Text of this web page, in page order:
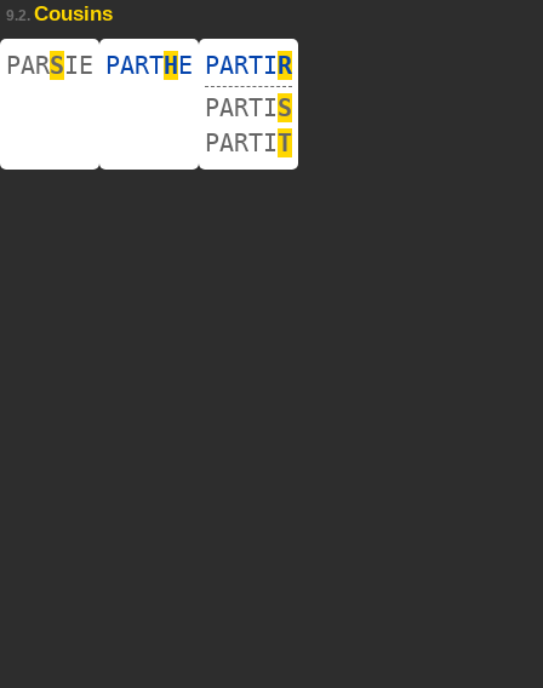
9.2. Cousins
PARSIE PARTHE PARTIR
PARTIS
PARTIT